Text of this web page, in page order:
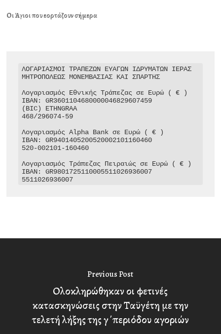
Οι Άγιοι που εορτάζουν σήμερα
ΛΟΓΑΡΙΑΣΜΟΙ ΤΡΑΠΕΖΩΝ ΕΥΑΓΩΝ ΙΔΡΥΜΑΤΩΝ ΙΕΡΑΣ
ΜΗΤΡΟΠΟΛΕΩΣ ΜΟΝΕΜΒΑΣΙΑΣ ΚΑΙ ΣΠΑΡΤΗΣ
Λογαριασμός Εθνικής Τράπεζας σε Ευρώ ( € )
IBAN: GR3601104680000046829607459
(BIC) ETHNGRAA
468/296074-59
Λογαριασμός Alpha Bank σε Ευρώ ( € )
IBAN: GR9401405200520002101160460
520-002101-160460
Λογαριασμός Τράπεζας Πειραιώς σε Ευρώ ( € )
IBAN: GR9801725110005511026936007
5511026936007
Previous Post
Ολοκληρώθηκαν οι φετινές
κατασκηνώσεις στην Ταϋγέτη με την
τελετή λήξης της γ΄περιόδου αγοριών